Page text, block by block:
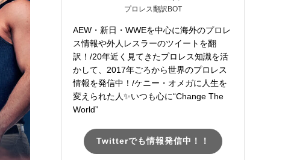
プロレス翻訳BOT
AEW・新日・WWEを中心に海外のプロレ
ス情報や外人レスラーのツイートを翻
訳！/20年近く見てきたプロレス知識を活
かして、2017年ごろから世界のプロレス
情報を発信中！/ケニー・オメガに人生を
変えられた人✨いつも心に“Change The
World”
Twitterでも情報発信中！！